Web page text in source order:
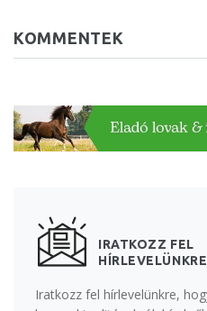
KOMMENTEK
IRATKOZZ FEL
HÍRLEVELÜNKRE
Iratkozz fel hírlevelünkre,